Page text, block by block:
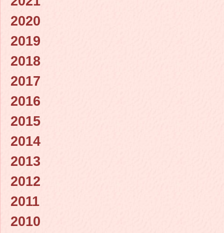
2020
2019
2018
2017
2016
2015
2014
2013
2012
2011
2010